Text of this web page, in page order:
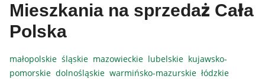
Mieszkania na sprzedaż Cała
Polska
małopolskie śląskie mazowieckie lubelskie kujawsko-
pomorskie dolnośląskie warmińsko-mazurskie łódzkie